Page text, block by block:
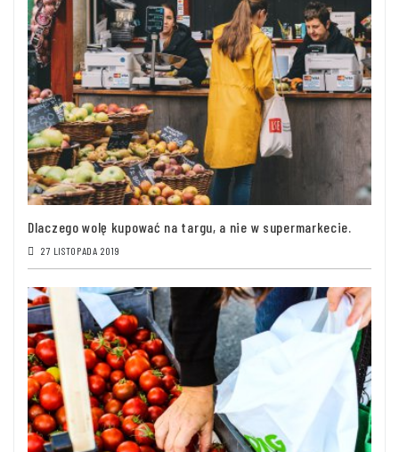
Dlaczego wolę kupować na targu, a nie w supermarkecie.
27 LISTOPADA 2019